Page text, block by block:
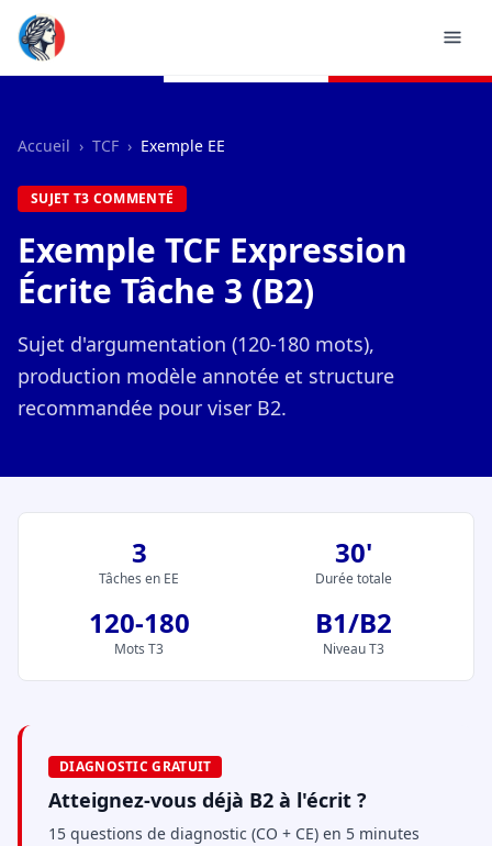
Accueil › TCF › Exemple EE
SUJET T3 COMMENTÉ
Exemple TCF Expression
Écrite Tâche 3 (B2)
Sujet d'argumentation (120-180 mots),
production modèle annotée et structure
recommandée pour viser B2.
3
Tâches en EE
30'
Durée totale
120-180
Mots T3
B1/B2
Niveau T3
DIAGNOSTIC GRATUIT
Atteignez-vous déjà B2 à l'écrit ?
15 questions de diagnostic (CO + CE) en 5 minutes